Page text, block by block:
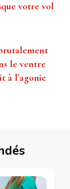
votre vol
le ventre
à l’agonie